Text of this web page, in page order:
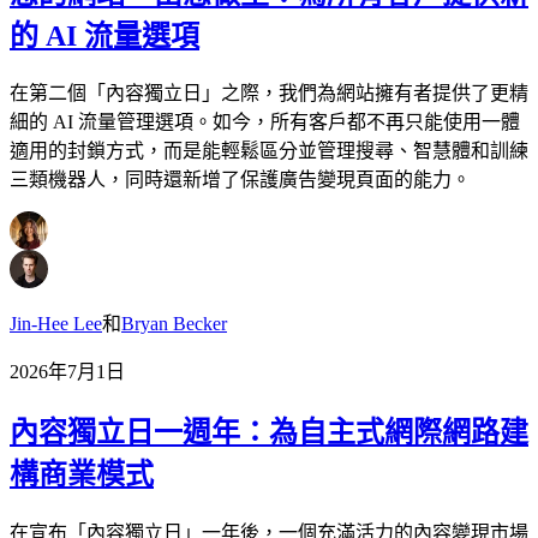
的 AI 流量選項
在第二個「內容獨立日」之際，我們為網站擁有者提供了更精
細的 AI 流量管理選項。如今，所有客戶都不再只能使用一體
適用的封鎖方式，而是能輕鬆區分並管理搜尋、智慧體和訓練
三類機器人，同時還新增了保護廣告變現頁面的能力。
Jin-Hee Lee和Bryan Becker
2026年7月1日
內容獨立日一週年：為自主式網際網路建
構商業模式
在宣布「內容獨立日」一年後，一個充滿活力的內容變現市場